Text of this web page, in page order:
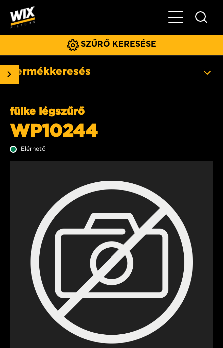
Főmenü
SZŰRŐ KERESÉSE
Termékkeresés
fülke légszűrő
WP10244
Elérhető